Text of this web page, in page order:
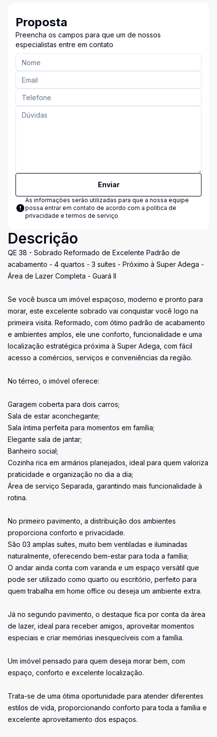
Proposta
Preencha os campos para que um de nossos
especialistas entre em contato
Enviar
As informações serão utilizadas para que a nossa equipe
possa entrar em contato de acordo com a política de
privacidade e termos de serviço
Descrição
QE 38 - Sobrado Reformado de Excelente Padrão de
acabamento - 4 quartos - 3 suítes - Próximo à Super Adega -
Área de Lazer Completa - Guará II
Se você busca um imóvel espaçoso, moderno e pronto para
morar, este excelente sobrado vai conquistar você logo na
primeira visita. Reformado, com ótimo padrão de acabamento
e ambientes amplos, ele une conforto, funcionalidade e uma
localização estratégica próxima à Super Adega, com fácil
acesso a comércios, serviços e conveniências da região.
No térreo, o imóvel oferece:
Garagem coberta para dois carros;
Sala de estar aconchegante;
Sala íntima perfeita para momentos em família;
Elegante sala de jantar;
Banheiro social;
Cozinha rica em armários planejados, ideal para quem valoriza
praticidade e organização no dia a dia;
Área de serviço Separada, garantindo mais funcionalidade à
rotina.
No primeiro pavimento, a distribuição dos ambientes
proporciona conforto e privacidade.
São 03 amplas suítes, muito bem ventiladas e iluminadas
naturalmente, oferecendo bem-estar para toda a família;
O andar ainda conta com varanda e um espaço versátil que
pode ser utilizado como quarto ou escritório, perfeito para
quem trabalha em home office ou deseja um ambiente extra.
Já no segundo pavimento, o destaque fica por conta da área
de lazer, ideal para receber amigos, aproveitar momentos
especiais e criar memórias inesquecíveis com a família.
Um imóvel pensado para quem deseja morar bem, com
espaço, conforto e excelente localização.
Trata-se de uma ótima oportunidade para atender diferentes
estilos de vida, proporcionando conforto para toda a família e
excelente aproveitamento dos espaços.